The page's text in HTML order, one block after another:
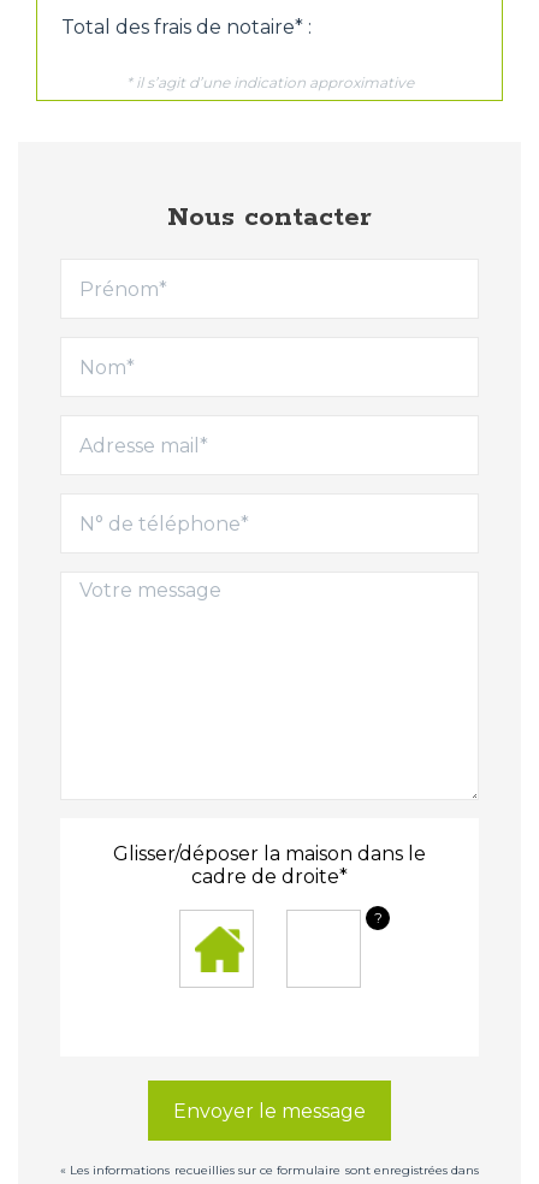
Nous contacter
Glisser/déposer la maison dans le
cadre de droite*
?
Envoyer le message
« Les informations recueillies sur ce formulaire sont enregistrées dans